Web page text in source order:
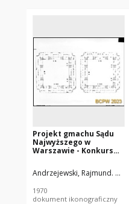
Projekt gmachu Sądu
Najwyższego w
Warszawie - Konkurs
wyróżnienie II stopnia.
Zdj. 4, Rzuty poziomów
Andrzejewski, Rajmund.
1970
dokument ikonograficzny